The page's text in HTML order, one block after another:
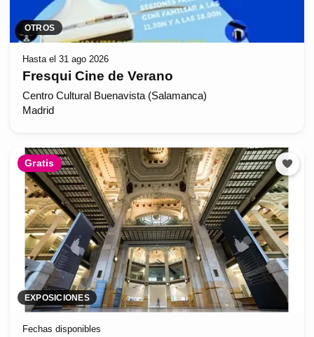
OTROS
Hasta el 31 ago 2026
Fresqui Cine de Verano
Centro Cultural Buenavista (Salamanca)
Madrid
Gratis
EXPOSICIONES
Fechas disponibles